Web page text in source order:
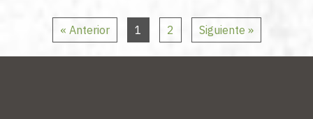
« Anterior 1 2 Siguiente »